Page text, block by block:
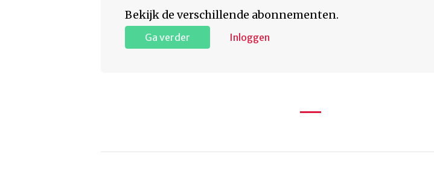
Bekijk de verschillende abonnementen.
Ga verder Inloggen